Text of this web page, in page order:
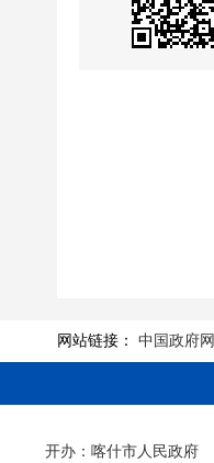
网站链接： 中国政府网
开办：喀什市人民政府